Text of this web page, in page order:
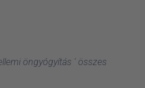
öngyógyítás ' összes